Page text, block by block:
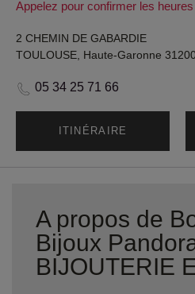
Appelez pour confirmer les heures
2 CHEMIN DE GABARDIE
TOULOUSE, Haute-Garonne
05 34 25 71 66
ITINÉRAIRE
A propos de
Bijoux
BIJOUTERIE